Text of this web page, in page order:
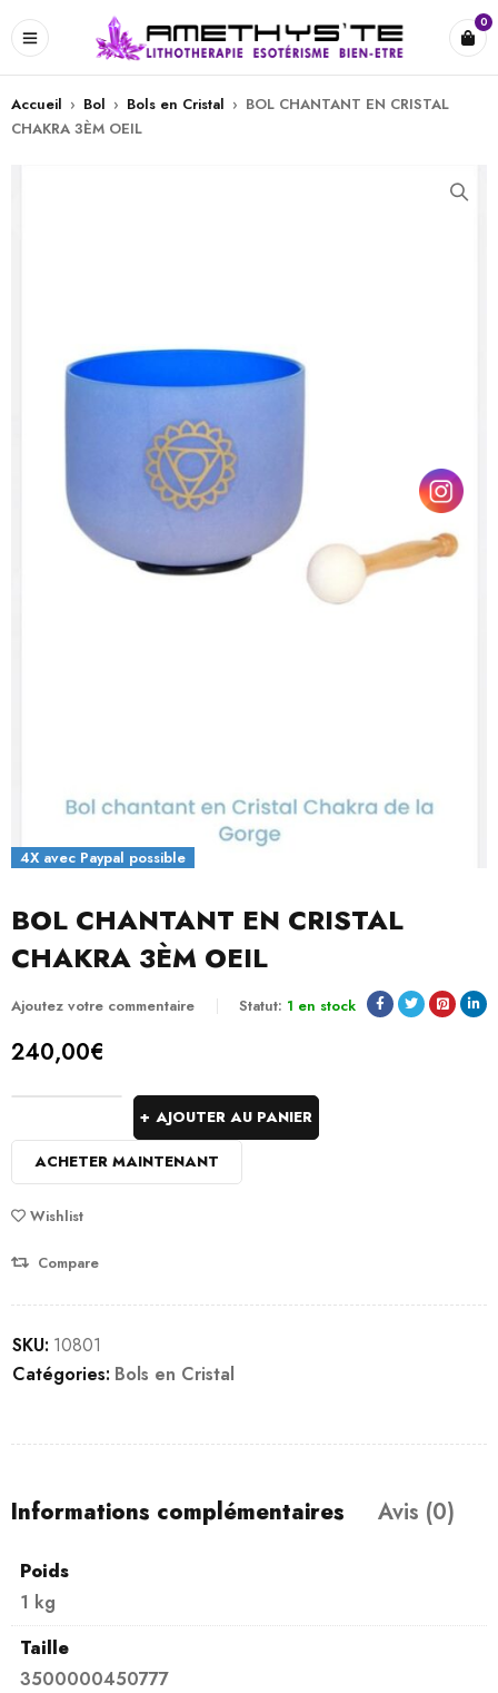
0
Accueil › Bol › Bols en Cristal › BOL CHANTANT EN CRISTAL
CHAKRA 3ÈM OEIL
4X avec Paypal possible
BOL CHANTANT EN CRISTAL
CHAKRA 3ÈM OEIL
Ajoutez votre commentaire Statut: 1 en stock
240,00€
AJOUTER AU PANIER
ACHETER MAINTENANT
Wishlist
Compare
SKU: 10801
Catégories: Bols en Cristal
Informations complémentaires Avis (0)
Poids
1 kg
Taille
3500000450777